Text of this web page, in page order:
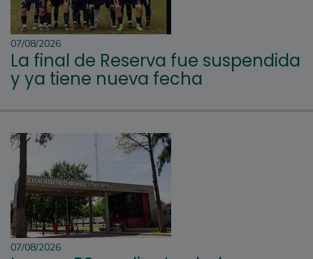
07/08/2026
La final de Reserva fue suspendida
y ya tiene nueva fecha
07/08/2026